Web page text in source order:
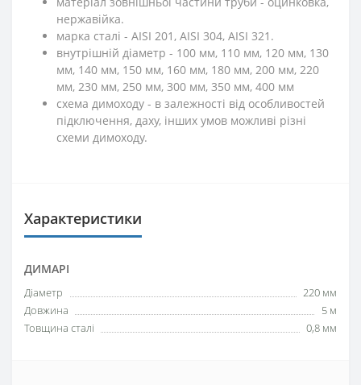
нержавійка.
марка сталі - АISI 201, АISI 304, АISI 321.
внутрішній діаметр - 100 мм, 110 мм, 120 мм, 130
мм, 140 мм, 150 мм, 160 мм, 180 мм, 200 мм, 220
мм, 230 мм, 250 мм, 300 мм, 350 мм, 400 мм
схема димоходу - в залежності від особливостей
підключення, даху, інших умов можливі різні
схеми димоходу.
Характеристики
ДИМАРІ
Діаметр
220 мм
Довжина
5 м
Товщина сталі
0,8 мм